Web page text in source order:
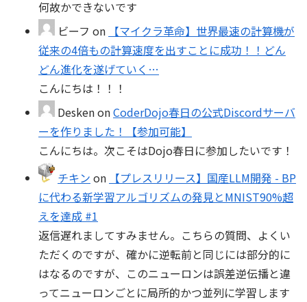
何故かできないです
ビーフ on 【マイクラ革命】世界最速の計算機が
従来の4倍もの計算速度を出すことに成功！！どん
どん進化を遂げていく…
こんにちは！！！
DeskenonCoderDojo春日の公式Discordサーバ
ーを作りました！【参加可能】
こんにちは。次こそはDojo春日に参加したいです！
チキン on 【プレスリリース】国産LLM開発 - BP
に代わる新学習アルゴリズムの発見とMNIST90%超
えを達成 #1
返信遅れましてすみません。こちらの質問、よくい
ただくのですが、確かに逆転前と同じには部分的に
はなるのですが、このニューロンは誤差逆伝播と違
ってニューロンごとに局所的かつ並列に学習します